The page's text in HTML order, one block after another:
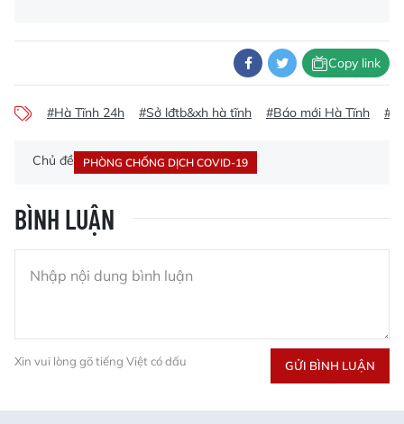
Copy link
#Hà Tĩnh 24h #Sở lđtb&xh hà tĩnh #Báo mới Hà Tĩnh
Chủ đề PHÒNG CHỐNG DỊCH COVID-19
BÌNH LUẬN
Xin vui lòng gõ tiếng Việt có dấu GỬI BÌNH LUẬN